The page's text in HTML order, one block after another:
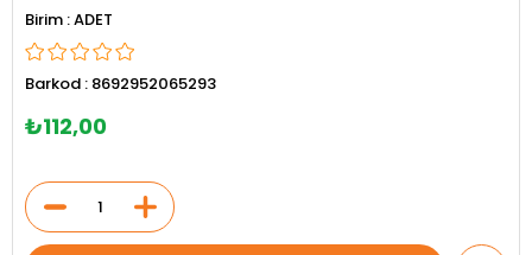
ADET
Barkod : 8692952065293
₺112,00